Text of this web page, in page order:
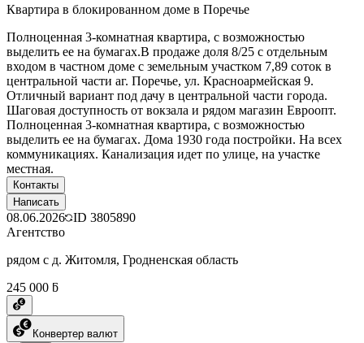
Квартира в блокированном доме в Поречье
Полноценная 3-комнатная квартира, с возможностью
выделить ее на бумагах.В продаже доля 8/25 с отдельным
входом в частном доме с земельным участком 7,89 соток в
центральной части аг. Поречье, ул. Красноармейская 9.
Отличный вариант под дачу в центральной части города.
Шаговая доступность от вокзала и рядом магазин Евроопт.
Полноценная 3-комнатная квартира, с возможностью
выделить ее на бумагах. Дома 1930 года постройки. На всех
коммуникациях. Канализация идет по улице, на участке
местная.
Контакты
Написать
08.06.2026 ID 3805890
Агентство
рядом с д. Житомля, Гродненская область
245 000 ƃ
Конвертер валют